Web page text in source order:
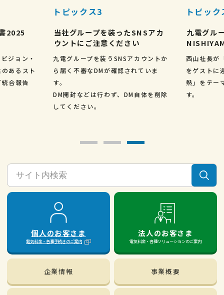
2025
ジョン・
あるスト
合報告
トピックス3
当社グループを装ったSNSアカ
ウントにご注意ください
九電グループを装うSNSアカウントか
ら届く不審なDMが確認されていま
す。
DM開封などは行わず、DM自体を削除
してください。
トピッ
九電グル
西山社長が
をゲストに
熱」をテー
す。
個人のお客さま
電気料金・各種手続きのご案内
法人のお客さま
電気料金・各種ソリューションのご案内
企業情報 事業概要